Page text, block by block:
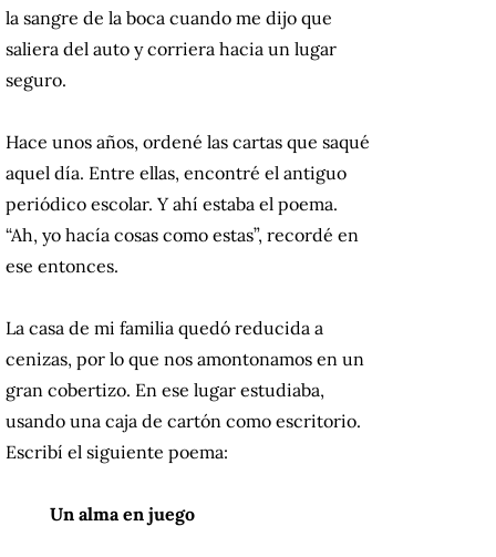
la sangre de la boca cuando me dijo que
saliera del auto y corriera hacia un lugar
seguro.
Hace unos años, ordené las cartas que saqué
aquel día. Entre ellas, encontré el antiguo
periódico escolar. Y ahí estaba el poema.
“Ah, yo hacía cosas como estas”, recordé en
ese entonces.
La casa de mi familia quedó reducida a
cenizas, por lo que nos amontonamos en un
gran cobertizo. En ese lugar estudiaba,
usando una caja de cartón como escritorio.
Escribí el siguiente poema:
Un alma en juego